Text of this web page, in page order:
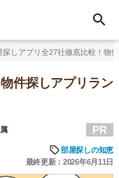
探しアプリ全27社徹底比較！物
件探しアプリラン
PR
部屋探しの知恵
最終更新：2026年6月11日